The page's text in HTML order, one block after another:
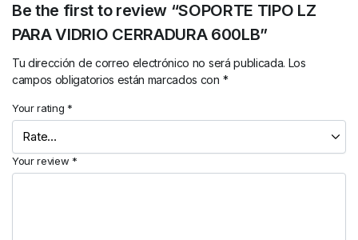
Be the first to review “SOPORTE TIPO LZ
PARA VIDRIO CERRADURA 600LB”
Tu dirección de correo electrónico no será publicada. Los
campos obligatorios están marcados con *
Your rating *
Your review *